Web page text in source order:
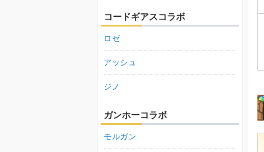
コードギアスコラボ
ロゼ
アッシュ
ジノ
ガンホーコラボ
モルガン